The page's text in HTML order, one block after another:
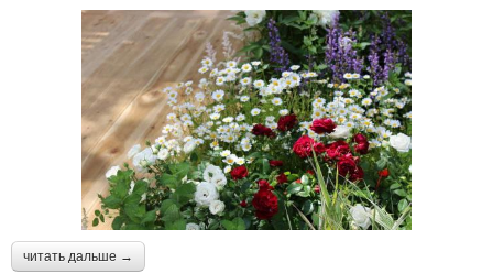
читать дальше →